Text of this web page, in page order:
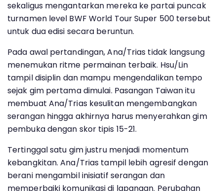
sekaligus mengantarkan mereka ke partai puncak
turnamen level BWF World Tour Super 500 tersebut
untuk dua edisi secara beruntun.
Pada awal pertandingan, Ana/Trias tidak langsung
menemukan ritme permainan terbaik. Hsu/Lin
tampil disiplin dan mampu mengendalikan tempo
sejak gim pertama dimulai. Pasangan Taiwan itu
membuat Ana/Trias kesulitan mengembangkan
serangan hingga akhirnya harus menyerahkan gim
pembuka dengan skor tipis 15-21.
Tertinggal satu gim justru menjadi momentum
kebangkitan. Ana/Trias tampil lebih agresif dengan
berani mengambil inisiatif serangan dan
memperbaiki komunikasi di lapangan. Perubahan